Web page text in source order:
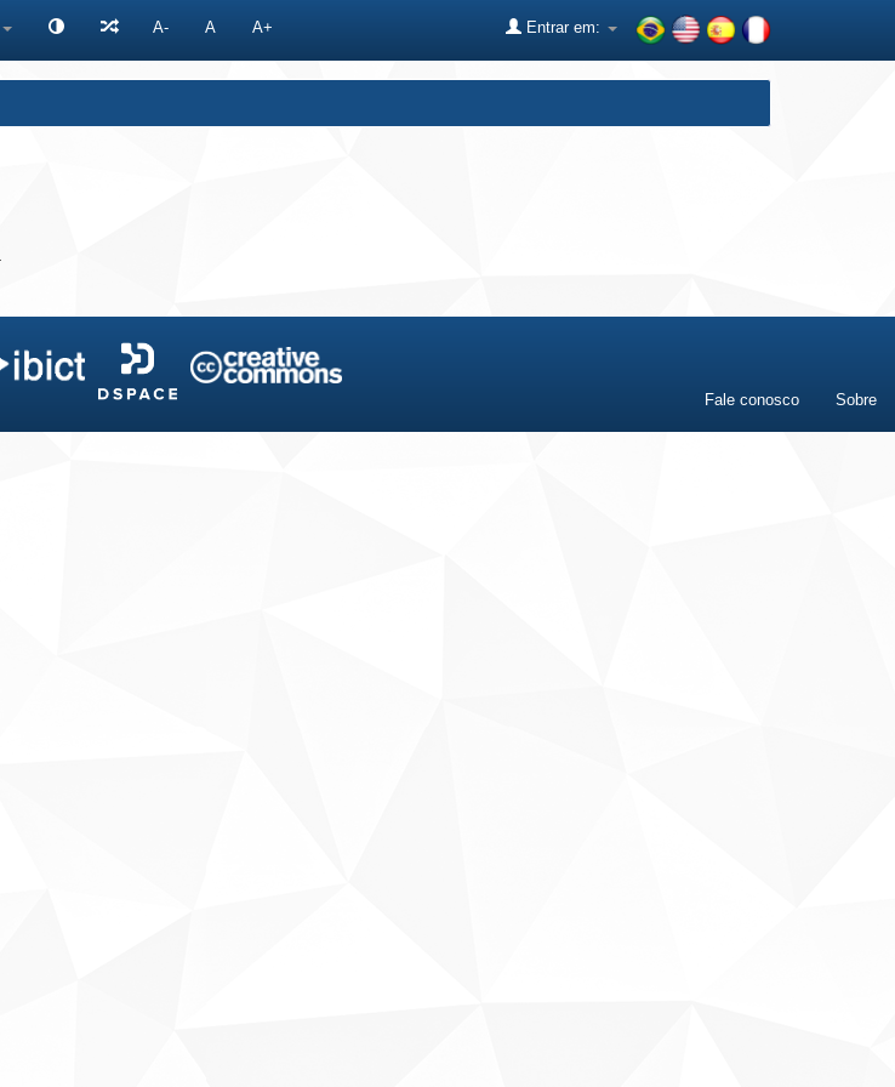
A- A A+ Entrar em:
Fale conosco Sobre